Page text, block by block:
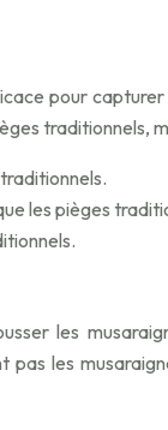
pour
les pièges
les
les